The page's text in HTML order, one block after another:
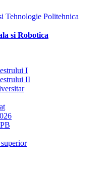
Tehnologie Politehnica
si Robotica
I
II